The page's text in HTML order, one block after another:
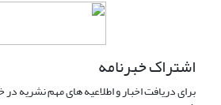
اشتراک خبرنامه
برای دریافت اخبار و اطلاعیه های مهم نشریه